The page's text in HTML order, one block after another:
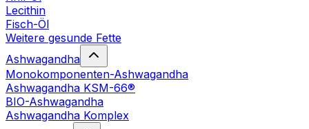
Lecithin
Fisch-Öl
Weitere gesunde Fette
Ashwagandha
Monokomponenten-Ashwagandha
Ashwagandha KSM-66®
BIO-Ashwagandha
Ashwagandha Komplex